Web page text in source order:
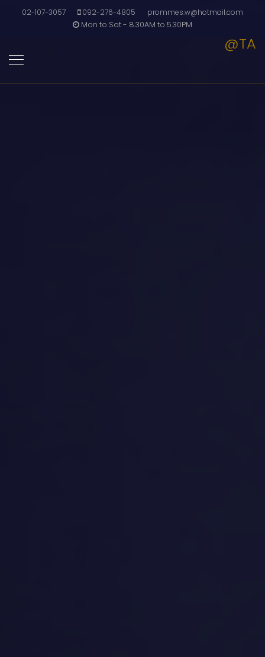
02-107-3057 092-276-4805
prommes.w@hotmail.com
Mon to Sat - 8.30AM to 5.30PM
@TA